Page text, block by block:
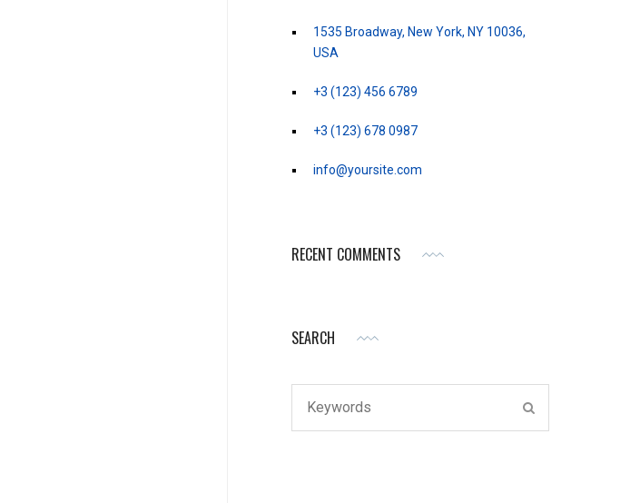
1535 Broadway, New York, NY 10036,
USA
+3 (123) 456 6789
+3 (123) 678 0987
info@yoursite.com
RECENT COMMENTS
SEARCH
for: